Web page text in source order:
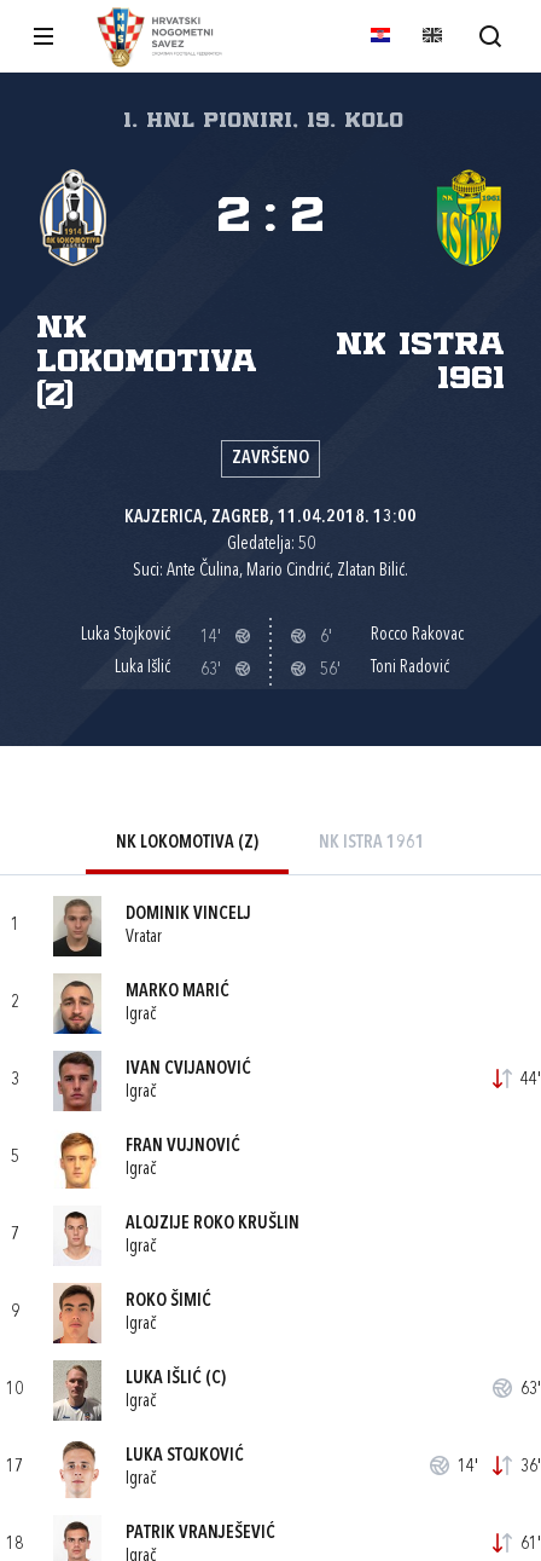
1. HNL Pioniri, 19. kolo
NK
Lokomotiva
(Z)
NK Istra
1961
2 : 2
ZAVRŠENO
KAJZERICA, ZAGREB, 11.04.2018. 13:00
Gledatelja: 50
Suci: Ante Čulina, Mario Cindrić, Zlatan Bilić.
Luka Stojković
14'
Luka Išlić
63'
6'
Rocco Rakovac
56'
Toni Radović
NK LOKOMOTIVA (Z) NK ISTRA 1961
1
DOMINIK VINCELJ
Vratar
2
MARKO MARIĆ
Igrač
3
IVAN CVIJANOVIĆ
Igrač
44'
5
FRAN VUJNOVIĆ
Igrač
7
ALOJZIJE ROKO KRUŠLIN
Igrač
9
ROKO ŠIMIĆ
Igrač
10
LUKA IŠLIĆ (C)
Igrač
63'
17
LUKA STOJKOVIĆ
Igrač
14' 36'
18
PATRIK VRANJEŠEVIĆ
Igrač
61'